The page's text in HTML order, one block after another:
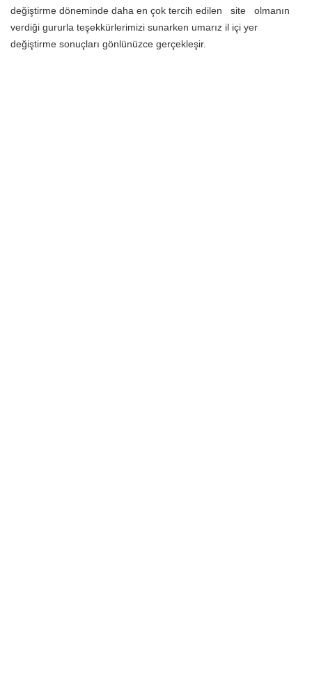
değiştirme döneminde daha en çok tercih edilen
site
olmanın
verdiği gururla teşekkürlerimizi sunarken umarız il içi yer
değiştirme sonuçları gönlünüzce gerçekleşir.